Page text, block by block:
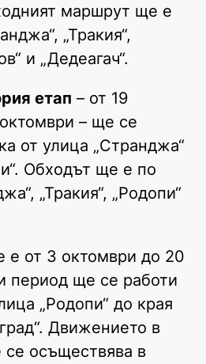
маршрут ще е
„Тракия“,
и „Дедеагач“.
етап – от 19
– ще се
от улица „Странджа“
Обходът ще е по
„Тракия“, „Родопи“
е от 3 октомври до 20
период ще се работи
„Родопи“ до края
Движението в
се осъществява в